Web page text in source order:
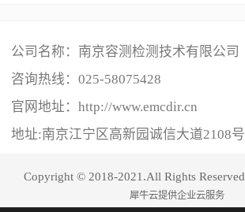
公司名称：南京容测检测技术有限公司
咨询热线： 025-58075428
官网地址：http://www.emcdir.cn
地址:南京江宁区高新园诚信大道2108号
Copyright © 2018-2021.All Rights Reserved
犀牛云提供企业云服务